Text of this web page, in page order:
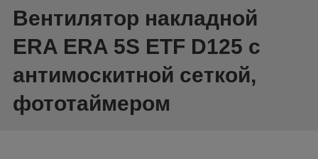
Вентилятор накладной
ERA ERA 5S ETF D125 с
антимоскитной сеткой,
фототаймером